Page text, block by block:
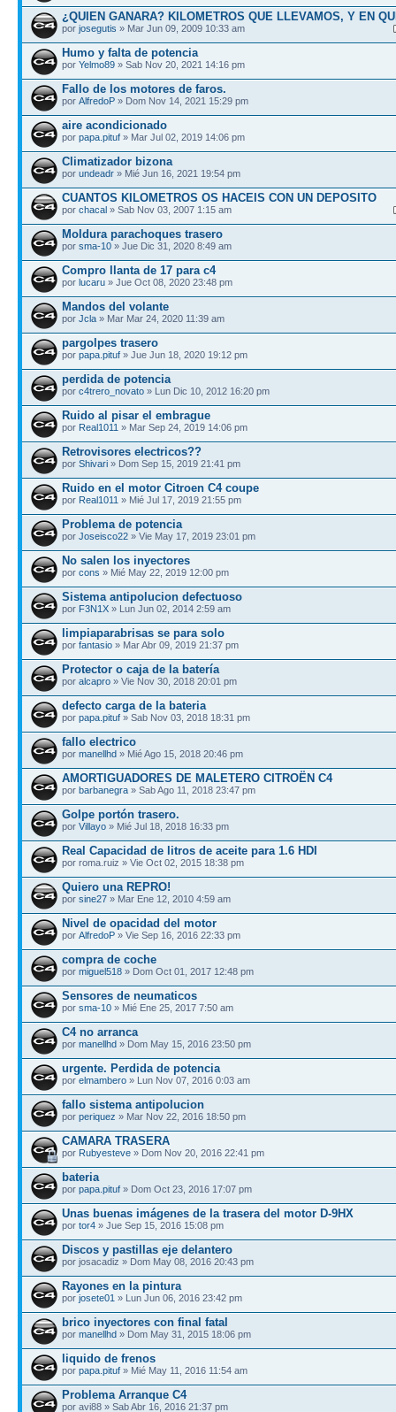
¿QUIEN GANARA? KILOMETROS QUE LLEVAMOS, Y EN
por josegutis » Mar Jun 09, 2009 10:33 am
Humo y falta de potencia
por Yelmo89 » Sab Nov 20, 2021 14:16 pm
Fallo de los motores de faros.
por AlfredoP » Dom Nov 14, 2021 15:29 pm
aire acondicionado
por papa.pituf » Mar Jul 02, 2019 14:06 pm
Climatizador bizona
por undeadr » Mié Jun 16, 2021 19:54 pm
CUANTOS KILOMETROS OS HACEIS CON UN DEPOSITO
por chacal » Sab Nov 03, 2007 1:15 am
Moldura parachoques trasero
por sma-10 » Jue Dic 31, 2020 8:49 am
Compro llanta de 17 para c4
por lucaru » Jue Oct 08, 2020 23:48 pm
Mandos del volante
por Jcla » Mar Mar 24, 2020 11:39 am
pargolpes trasero
por papa.pituf » Jue Jun 18, 2020 19:12 pm
perdida de potencia
por c4trero_novato » Lun Dic 10, 2012 16:20 pm
Ruido al pisar el embrague
por Real1011 » Mar Sep 24, 2019 14:06 pm
Retrovisores electricos??
por Shivari » Dom Sep 15, 2019 21:41 pm
Ruido en el motor Citroen C4 coupe
por Real1011 » Mié Jul 17, 2019 21:55 pm
Problema de potencia
por Joseisco22 » Vie May 17, 2019 23:01 pm
No salen los inyectores
por cons » Mié May 22, 2019 12:00 pm
Sistema antipolucion defectuoso
por F3N1X » Lun Jun 02, 2014 2:59 am
limpiaparabrisas se para solo
por fantasio » Mar Abr 09, 2019 21:37 pm
Protector o caja de la batería
por alcapro » Vie Nov 30, 2018 20:01 pm
defecto carga de la bateria
por papa.pituf » Sab Nov 03, 2018 18:31 pm
fallo electrico
por manellhd » Mié Ago 15, 2018 20:46 pm
AMORTIGUADORES DE MALETERO CITROËN C4
por barbanegra » Sab Ago 11, 2018 23:47 pm
Golpe portón trasero.
por Villayo » Mié Jul 18, 2018 16:33 pm
Real Capacidad de litros de aceite para 1.6 HDI
por roma.ruiz » Vie Oct 02, 2015 18:38 pm
Quiero una REPRO!
por sine27 » Mar Ene 12, 2010 4:59 am
Nivel de opacidad del motor
por AlfredoP » Vie Sep 16, 2016 22:33 pm
compra de coche
por miguel518 » Dom Oct 01, 2017 12:48 pm
Sensores de neumaticos
por sma-10 » Mié Ene 25, 2017 7:50 am
C4 no arranca
por manellhd » Dom May 15, 2016 23:50 pm
urgente. Perdida de potencia
por elmambero » Lun Nov 07, 2016 0:03 am
fallo sistema antipolucion
por periquez » Mar Nov 22, 2016 18:50 pm
CAMARA TRASERA
por Rubyesteve » Dom Nov 20, 2016 22:41 pm
bateria
por papa.pituf » Dom Oct 23, 2016 17:07 pm
Unas buenas imágenes de la trasera del motor D-9HX
por tor4 » Jue Sep 15, 2016 15:08 pm
Discos y pastillas eje delantero
por josacadiz » Dom May 08, 2016 20:43 pm
Rayones en la pintura
por josete01 » Lun Jun 06, 2016 23:42 pm
brico inyectores con final fatal
por manellhd » Dom May 31, 2015 18:06 pm
liquido de frenos
por papa.pituf » Mié May 11, 2016 11:54 am
Problema Arranque C4
por avi88 » Sab Abr 16, 2016 21:37 pm